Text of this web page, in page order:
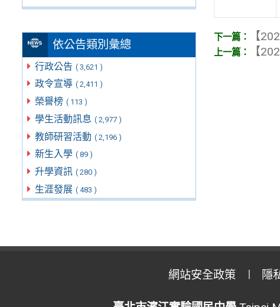
依公告類別彙總
行政公告 ( 3,621 )
政令宣導 ( 2,411 )
榮譽榜 ( 113 )
學生活動訊息 ( 2,977 )
教師研習活動 ( 2,196 )
新生入學 ( 89 )
升學資訊 ( 280 )
生涯發展 ( 483 )
【
【
網站安全政策 隱